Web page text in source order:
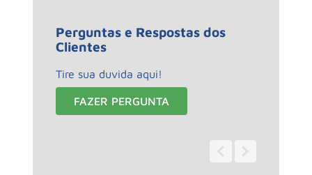
Perguntas e Respostas dos
Clientes
Tire sua duvida aqui!
FAZER PERGUNTA